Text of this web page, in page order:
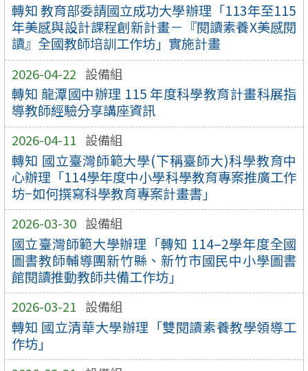
轉知 教育部委請國立成功大學辦理「113年至115
年美感與設計課程創新計畫－『閱讀素養X美感閱
讀』全國教師培訓工作坊」實施計畫
2026-04-22 設備組
轉知 龍潭國中辦理 115 年度科學教育計畫科展指
導教師經驗分享講座資訊
2026-04-11 設備組
轉知 國立臺灣師範大學(下稱臺師大)科學教育中
心辦理「114學年度中小學科學教育專案推廣工作
坊−如何撰寫科學教育專案計畫書」
2026-03-30 設備組
國立臺灣師範大學辦理「轉知 114–2學年度全國
圖書教師輔導團新竹縣、新竹市國民中小學圖書
館閱讀推動教師共備工作坊」
2026-03-21 設備組
轉知 國立清華大學辦理「雙閱讀素養教學領導工
作坊」